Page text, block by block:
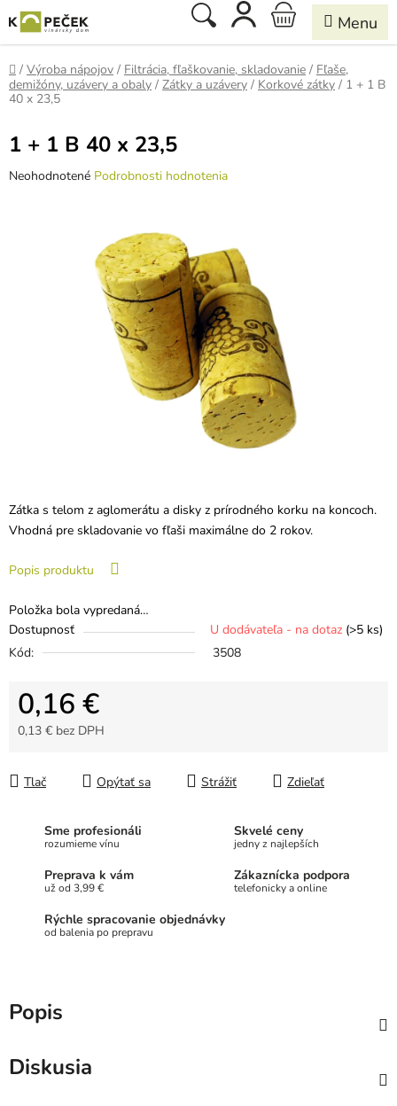
na
obsah
Hľadať
NÁKUPNÝ
KOŠÍK
Domov
/ Výroba nápojov / Filtrácia, fľaškovanie, skladovanie / Fľaše,
demižóny, uzávery a obaly / Zátky a uzávery / Korkové zátky / 1 + 1 B
40 x 23,5
Zátka s telom z aglomerátu a disky z prírodného korku na koncoch.
Vhodná pre skladovanie vo fľaši maximálne do 2 rokov.
Popis produktu
Položka bola vypredaná…
Dostupnosť
U dodávateľa - na dotaz (>5 ks)
Kód:
3508
0,16 €
0,13 € bez DPH
Tlač
Opýtať sa Strážiť Zdieľať
1 + 1 B 40 x 23,5
Priemerné
Neohodnotené Podrobnosti hodnotenia
Sme profesionáli
rozumieme vínu
Skvelé ceny
jedny z najlepších
Preprava k vám
už od 3,99 €
Zákaznícka podpora
telefonicky a online
Rýchle spracovanie objednávky
od balenia po prepravu
Popis
Diskusia